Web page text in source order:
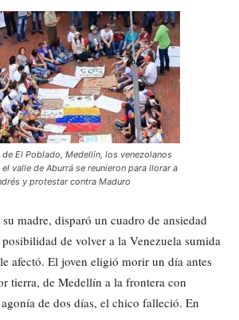
de El Poblado, Medellín, los venezolanos
valle de Aburrá se reunieron para llorar a
y protestar contra Maduro
madre, disparó un cuadro de ansiedad
de volver a la Venezuela sumida
afectó. El joven eligió morir un día antes
tierra, de Medellín a la frontera con
de dos días, el chico falleció. En